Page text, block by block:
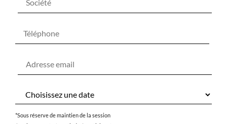
*Sous réserve de maintien de la session